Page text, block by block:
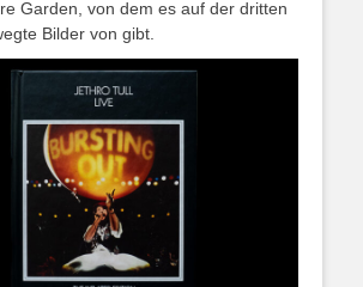
Garden, von dem es auf der dritten
Bilder von gibt.